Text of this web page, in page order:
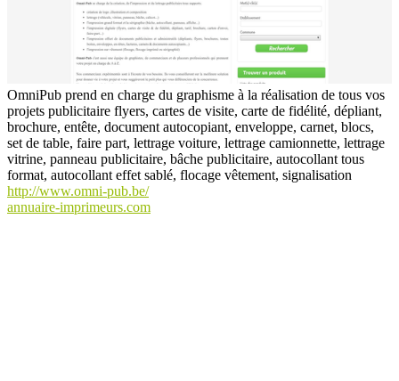
OmniPub prend en charge du graphisme à la réalisation de tous vos
projets publicitaire flyers, cartes de visite, carte de fidélité, dépliant,
brochure, entête, document autocopiant, enveloppe, carnet, blocs,
set de table, faire part, lettrage voiture, lettrage camionnette, lettrage
vitrine, panneau publicitaire, bâche publicitaire, autocollant tous
format, autocollant effet sablé, flocage vêtement, signalisation
http://www.omni-pub.be/
annuaire-imprimeurs.com